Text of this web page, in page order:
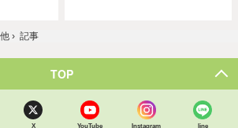
› 記事
TOP
X YouTube Instagram line